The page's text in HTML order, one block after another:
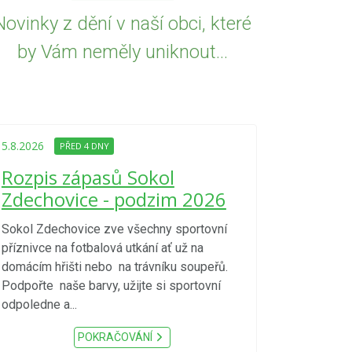
z dění v naší obci, které
by Vám neměly uniknout...
5.8.2026 PŘED 4 DNY
Rozpis zápasů Sokol
Zdechovice - podzim 2026
Sokol Zdechovice zve všechny sportovní
příznivce na fotbalová utkání ať už na
domácím hřišti nebo na trávníku soupeřů.
Podpořte naše barvy, užijte si sportovní
odpoledne a...
POKRAČOVÁNÍ